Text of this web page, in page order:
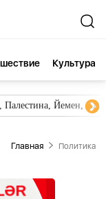
Культура
Палестина, Йемен,
Главная Политика